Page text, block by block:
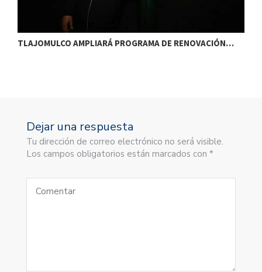
TLAJOMULCO AMPLIARÁ PROGRAMA DE RENOVACIÓN…
Dejar una respuesta
Tu dirección de correo electrónico no será visible.
Los campos obligatorios están marcados con *